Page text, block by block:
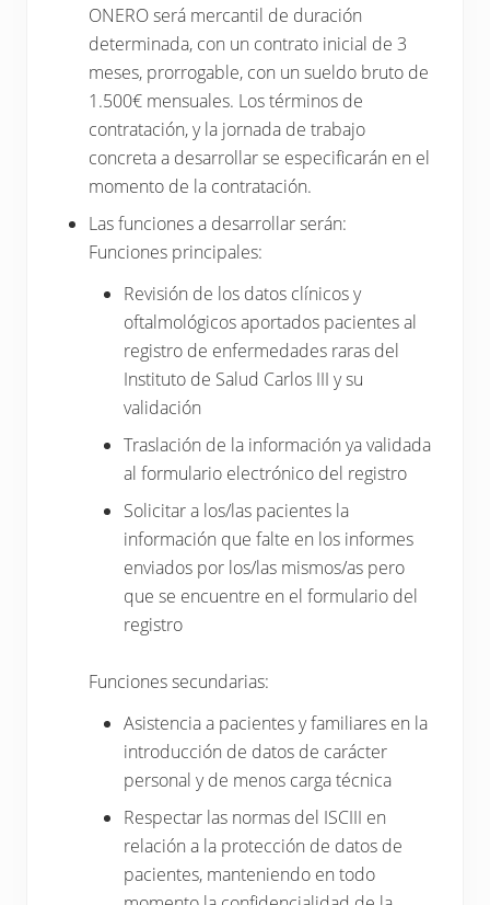
ONERO será mercantil de duración
determinada, con un contrato inicial de 3
meses, prorrogable, con un sueldo bruto de
1.500€ mensuales. Los términos de
contratación, y la jornada de trabajo
concreta a desarrollar se especificarán en el
momento de la contratación.
Las funciones a desarrollar serán:
Funciones principales:
Revisión de los datos clínicos y
oftalmológicos aportados pacientes al
registro de enfermedades raras del
Instituto de Salud Carlos III y su
validación
Traslación de la información ya validada
al formulario electrónico del registro
Solicitar a los/las pacientes la
información que falte en los informes
enviados por los/las mismos/as pero
que se encuentre en el formulario del
registro
Funciones secundarias:
Asistencia a pacientes y familiares en la
introducción de datos de carácter
personal y de menos carga técnica
Respectar las normas del ISCIII en
relación a la protección de datos de
pacientes, manteniendo en todo